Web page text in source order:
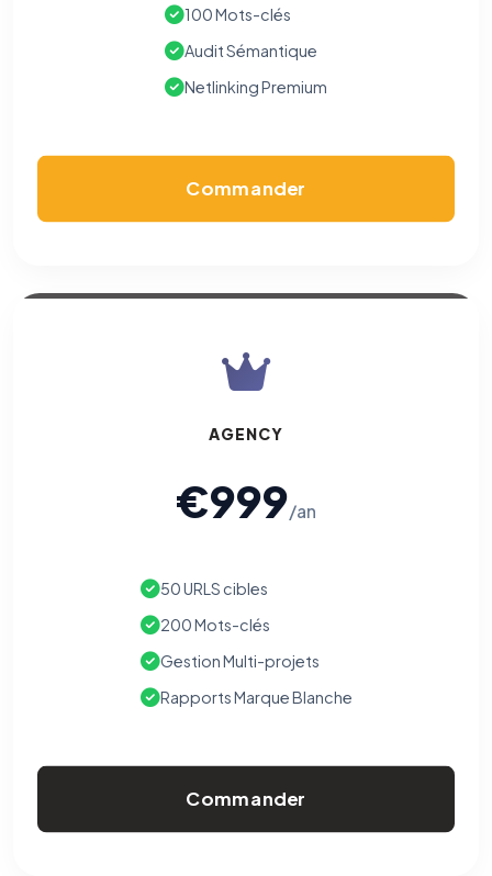
100 Mots-clés
Audit Sémantique
Netlinking Premium
Commander
AGENCY
€999/an
50 URLS cibles
200 Mots-clés
Gestion Multi-projets
Rapports Marque Blanche
Commander